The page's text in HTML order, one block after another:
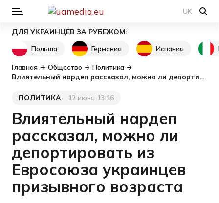
UK
ДЛЯ УКРАИНЦЕВ ЗА РУБЕЖОМ:
Польша
Германия Испания
Главная Общество
Политика
Влиятельный нардеп рассказал, можно ли депортировать из Евросоюза украинцев призывного возраста
Категория
ПОЛИТИКА
Дата публикации
12 июня 13:16
Влиятельный нардеп
рассказал, можно ли
депортировать из
Евросоюза украинцев
призывного возраста